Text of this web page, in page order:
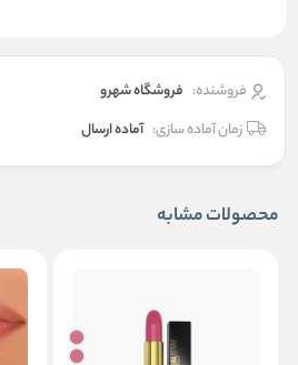
فروشنده: فروشگاه شهرو
زمان آماده سازی: آماده ارسال
محصولات مشابه